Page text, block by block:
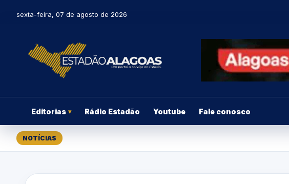
sexta-feira, 07 de agosto de 2026
Editorias ▾ Rádio Estadão Youtube Fale conosco
NOTÍCIAS